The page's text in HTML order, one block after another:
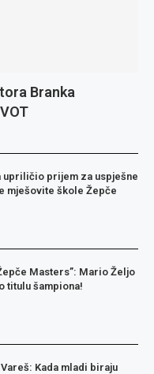
Branka
upriličio prijem za uspješne
mješovite škole Žepče
Masters”: Mario Željo
titulu šampiona!
Kada mladi biraju